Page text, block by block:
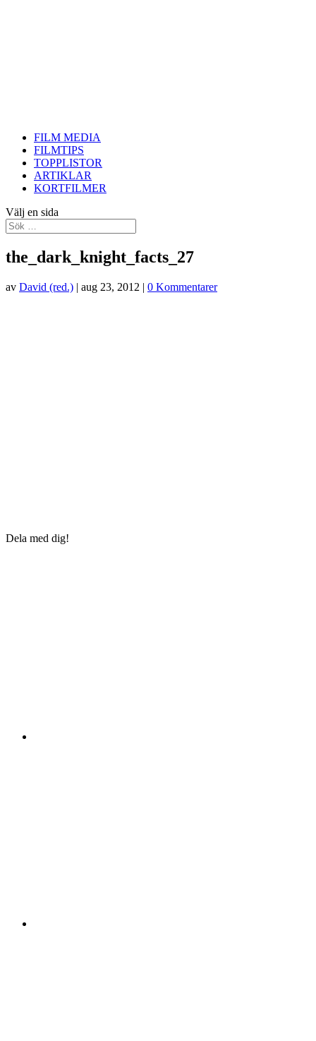
FILM MEDIA
FILMTIPS
TOPPLISTOR
ARTIKLAR
KORTFILMER
Välj en sida
the_dark_knight_facts_27
av David (red.) | aug 23, 2012 | 0 Kommentarer
Dela med dig!